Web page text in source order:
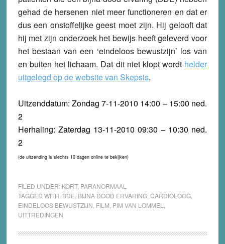
gehad de hersenen niet meer functioneren en dat er
dus een onstoffelijke geest moet zijn. Hij gelooft dat
hij met zijn onderzoek het bewijs heeft geleverd voor
het bestaan van een ‘eindeloos bewustzijn’ los van
en buiten het lichaam. Dat dit niet klopt wordt helder
uitgelegd op de website van Skepsis.
Uitzenddatum: Zondag 7-11-2010 14:00 – 15:00 ned.
2
Herhaling: Zaterdag 13-11-2010 09:30 – 10:30 ned.
2
(de uitzending is slechts 10 dagen online te bekijken)
FILED UNDER: KORT, PARANORMAAL
TAGGED WITH: BDE BIJNA DOOD ERVARING, CARDIOLOOG,
EINDELOOS BEWUSTZIJN FILM PIM VAN LOMMEL
UITTREDINGEN